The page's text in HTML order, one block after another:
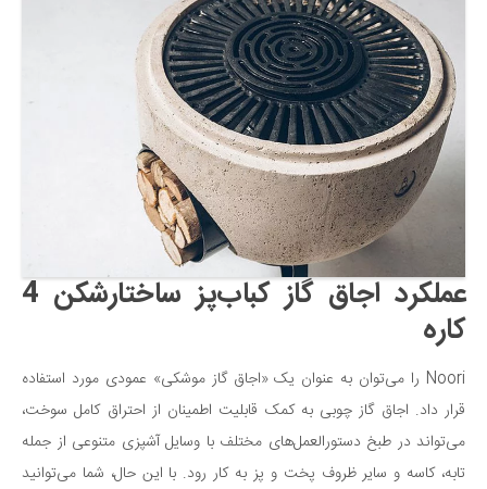
عملکرد اجاق گاز کباب‌پز ساختارشکن 4
کاره
Noori را می‌توان به عنوان یک «اجاق گاز موشکی» عمودی مورد استفاده
قرار داد. اجاق گاز چوبی به کمک قابلیت اطمینان از احتراق کامل سوخت،
می‌تواند در طبخ دستورالعمل‌های مختلف با وسایل آشپزی متنوعی از جمله
تابه، کاسه و سایر ظروف پخت و پز به کار رود. با این حال، شما می‌توانید